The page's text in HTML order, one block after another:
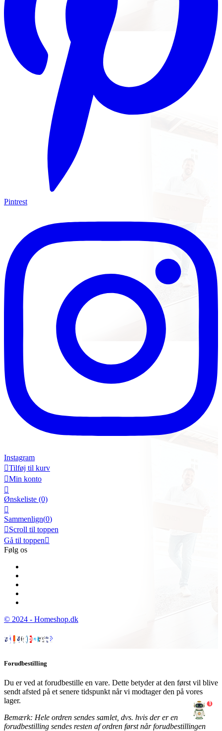
Pintrest
Instagram
Tilføj til kurv
Min konto

Ønskeliste (0)

Sammenlign(0)
Scroll til toppen
Gå til toppen
Følg os
© 2024 - Homeshop.dk
Forudbestilling
Du er ved at forudbestille en vare. Dette betyder at den først vil blive
sendt afsted på et senere tidspunkt når vi modtager den på vores
lager.
Bemærk: Hele ordren sendes samlet, dvs. hvis der er en
forudbestilling sendes resten af ordren først når forudbestillingen
1